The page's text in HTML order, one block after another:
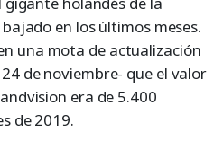
en los últimos meses.
una mota de actualización
de noviembre- que el valor
era de 5.400
de 2019.